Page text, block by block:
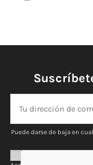
Puede darse de baja en